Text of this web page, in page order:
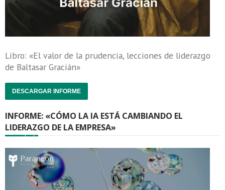
Libro: «El valor de la prudencia, lecciones de liderazgo
de Baltasar Gracián»
DESCARGAR INFORME
INFORME: «CÓMO LA IA ESTÁ CAMBIANDO EL
LIDERAZGO DE LA EMPRESA»